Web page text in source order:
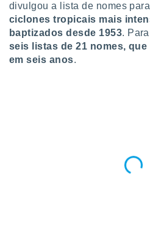
Pode
na nossa
e
divulgou a lista de nomes
ciclones tropicais mais
baptizados desde 1953.
seis listas de 21 nomes,
em seis anos.